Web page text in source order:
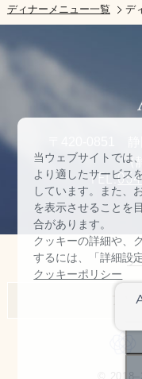
ディナーメニュー一覧
デ
（
TEL:
ク
ア
名古屋マ
ヒ
当ウェブサイトでは
より適したサービス
しています。また、
を表示させることを
合があります。
クッキーの詳細や、
するには、「詳細設
クッキーポリシー